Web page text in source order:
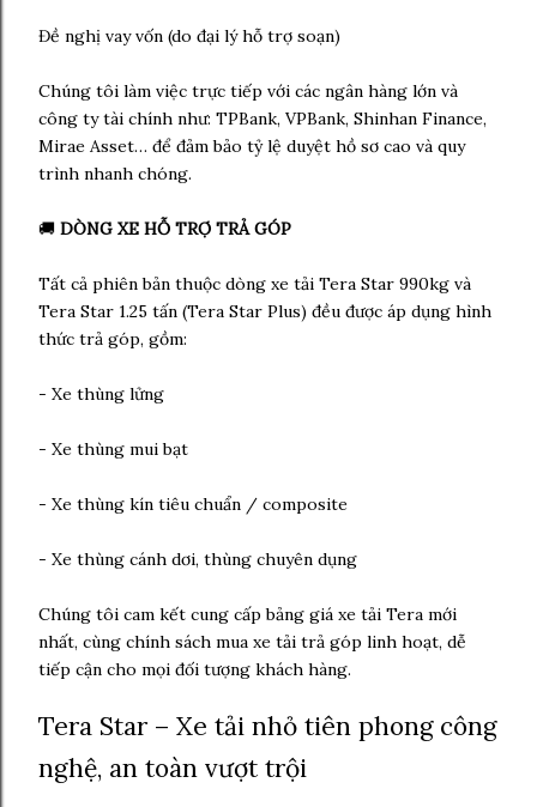
Đề nghị vay vốn (do đại lý hỗ trợ soạn)
Chúng tôi làm việc trực tiếp với các ngân hàng lớn và
công ty tài chính như: TPBank, VPBank, Shinhan Finance,
Mirae Asset… để đảm bảo tỷ lệ duyệt hồ sơ cao và quy
trình nhanh chóng.
🚚 DÒNG XE HỖ TRỢ TRẢ GÓP
Tất cả phiên bản thuộc dòng xe tải Tera Star 990kg và
Tera Star 1.25 tấn (Tera Star Plus) đều được áp dụng hình
thức trả góp, gồm:
- Xe thùng lửng
- Xe thùng mui bạt
- Xe thùng kín tiêu chuẩn / composite
- Xe thùng cánh dơi, thùng chuyên dụng
Chúng tôi cam kết cung cấp bảng giá xe tải Tera mới
nhất, cùng chính sách mua xe tải trả góp linh hoạt, dễ
tiếp cận cho mọi đối tượng khách hàng.
Tera Star – Xe tải nhỏ tiên phong công
nghệ, an toàn vượt trội